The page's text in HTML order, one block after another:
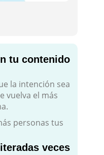
tu contenido
la intención sea
vuelva el más
personas tus
veces